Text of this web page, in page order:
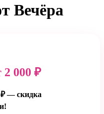
Вечёра
000 ₽
₽ — скидка